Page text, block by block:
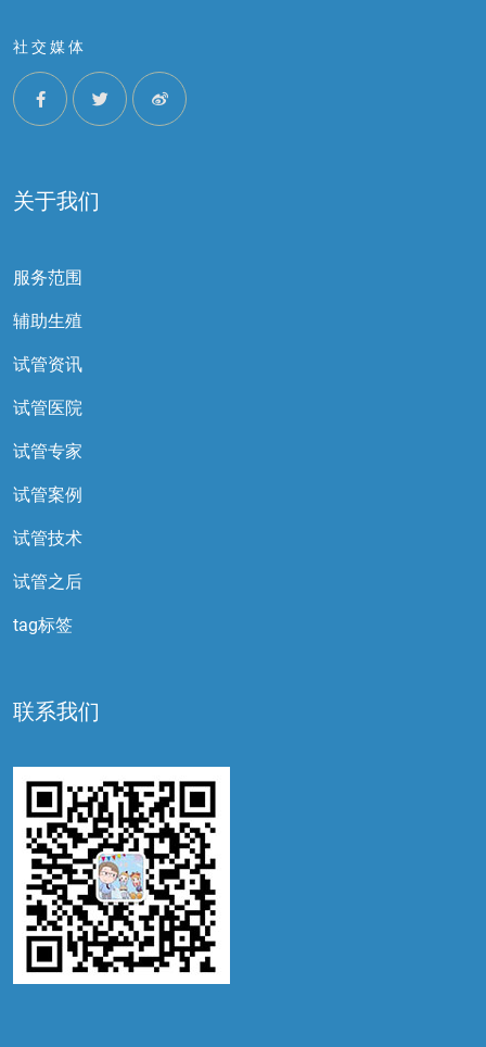
社交媒体
关于我们
服务范围
辅助生殖
试管资讯
试管医院
试管专家
试管案例
试管技术
试管之后
tag标签
联系我们